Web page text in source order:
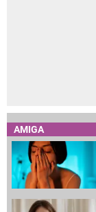
AMIGA